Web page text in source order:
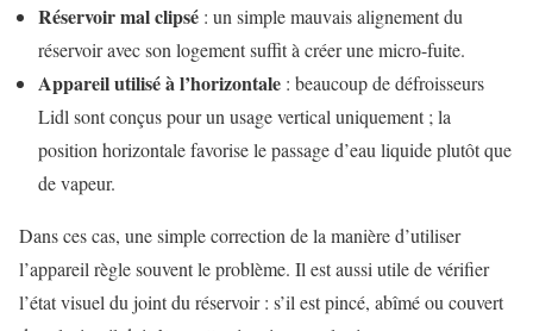
Réservoir mal clipsé : un simple mauvais alignement du
réservoir avec son logement suffit à créer une micro-fuite.
Appareil utilisé à l’horizontale : beaucoup de défroisseurs
Lidl sont conçus pour un usage vertical uniquement ; la
position horizontale favorise le passage d’eau liquide plutôt que
de vapeur.
Dans ces cas, une simple correction de la manière d’utiliser
l’appareil règle souvent le problème. Il est aussi utile de vérifier
l’état visuel du joint du réservoir : s’il est pincé, abîmé ou couvert